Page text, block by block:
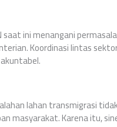
saat ini menangani
Koordinasi lintas
lahan transmigrasi
masyarakat. Karena itu,